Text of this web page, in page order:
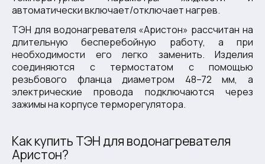
автоматически включает/отключает нагрев.
ТЭН для водонагревателя «Аристон» рассчитан на
длительную бесперебойную работу, а при
необходимости его легко заменить. Изделия
соединяются с термостатом с помощью
резьбового фланца диаметром 48–72 мм, а
электрические провода подключаются через
зажимы на корпусе терморегулятора.
Как купить ТЭН для водонагревателя
Аристон?